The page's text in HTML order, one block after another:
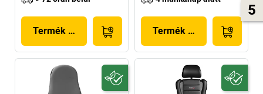
5
Termék megjelenítése Termék megjelenítése